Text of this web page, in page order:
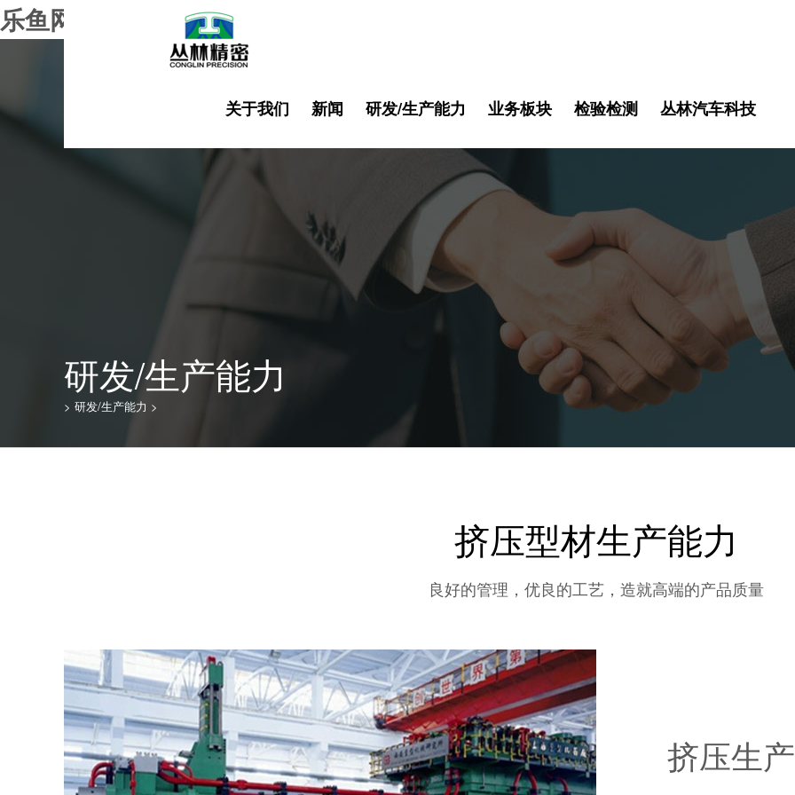
乐鱼网页版登录入口
关于我们 新闻 研发/生产能力 业务板块 检验检测 丛林汽车科技
研发/生产能力
> 研发/生产能力 >
挤压型材生产能力
良好的管理，优良的工艺，造就高端的产品质量
挤压生